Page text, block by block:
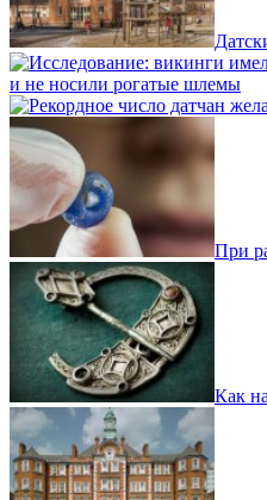
и не носили рогатые шлемы
При
Как